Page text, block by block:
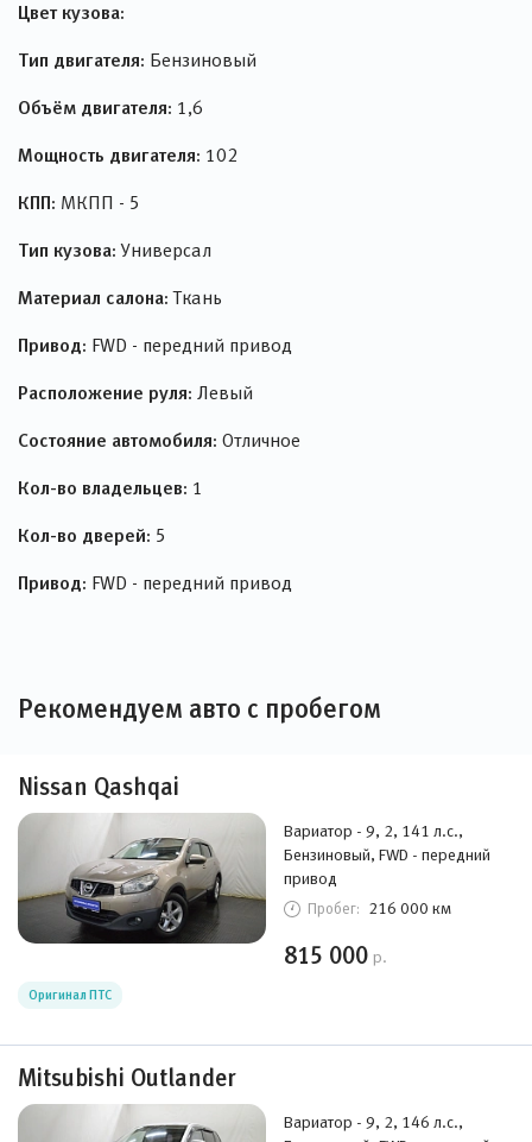
Цвет кузова:
Тип двигателя: Бензиновый
Объём двигателя: 1,6
Мощность двигателя: 102
КПП: МКПП - 5
Тип кузова: Универсал
Материал салона: Ткань
Привод: FWD - передний привод
Расположение руля: Левый
Состояние автомобиля: Отличное
Кол-во владельцев: 1
Кол-во дверей: 5
Привод: FWD - передний привод
Рекомендуем авто с пробегом
Nissan Qashqai
Вариатор - 9, 2, 141 л.с.,
Бензиновый, FWD - передний
привод
Пробег: 216 000 км
815 000 р.
Оригинал ПТС
Mitsubishi Outlander
Вариатор - 9, 2, 146 л.с.,